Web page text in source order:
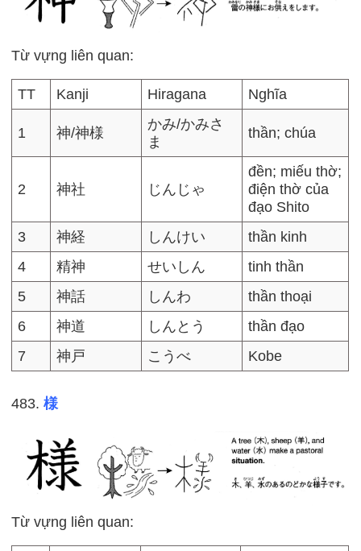
Từ vựng liên quan:
TT Kanji Hiragana Nghĩa
1 神/神様
かみ/かみさ
ま
thần; chúa
2 神社 じんじゃ
đền; miếu thờ;
điện thờ của
đạo Shito
3
神経 しんけい
thần kinh
4
精神 せいしん
tinh thần
5
神話 しんわ
thần thoại
6
神道 しんとう
thần đạo
7
神戸 こうべ Kobe
483.様
Từ vựng liên quan: